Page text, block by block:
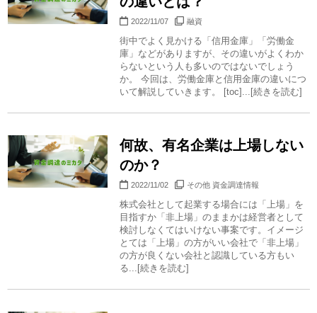
2022/11/07 融資
街中でよく見かける「信用金庫」「労働金
庫」などがありますが、その違いがよくわか
らないという人も多いのではないでしょう
か。 今回は、労働金庫と信用金庫の違いにつ
いて解説していきます。 [toc]...[続きを読む]
何故、有名企業は上場しない
のか？
2022/11/02 その他 資金調達情報
株式会社として起業する場合には「上場」を
目指すか「非上場」のままかは経営者として
検討しなくてはいけない事案です。イメージ
とては「上場」の方がいい会社で「非上場」
の方が良くない会社と認識している方もい
る...[続きを読む]